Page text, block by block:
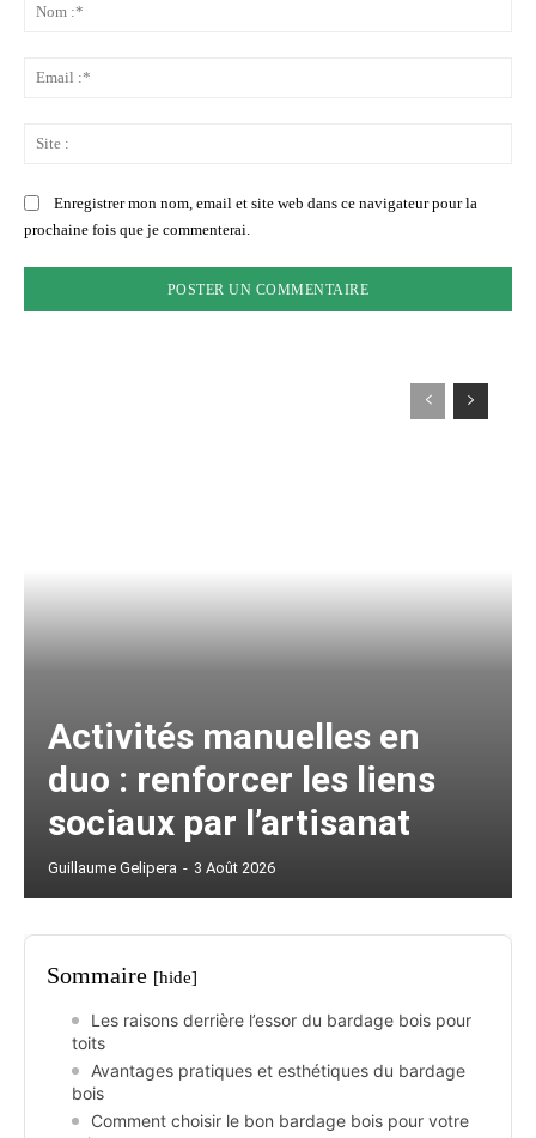
Enregistrer mon nom, email et site web dans ce navigateur pour la
prochaine fois que je commenterai.
Activités manuelles en
duo : renforcer les liens
sociaux par l’artisanat
Guillaume Gelipera - 3 Août 2026
Sommaire [hide]
Les raisons derrière l’essor du bardage bois pour
toits
Avantages pratiques et esthétiques du bardage
bois
Comment choisir le bon bardage bois pour votre